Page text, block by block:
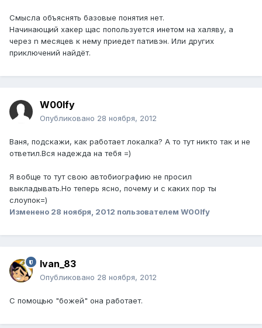
Смысла объяснять базовые понятия нет.
Начинающий хакер щас попользуется инетом на халяву, а
через n месяцев к нему приедет пативэн. Или других
приключений найдёт.
W00lfy
Опубликовано 28 ноября, 2012
Ваня, подскажи, как работает локалка? А то тут никто так и не
ответил.Вся надежда на тебя =)
Я вобще то тут свою автобиографию не просил
выкладывать.Но теперь ясно, почему и с каких пор ты
слоупок=)
Изменено 28 ноября, 2012 пользователем W00lfy
Ivan_83
Опубликовано 28 ноября, 2012
С помощью "божей" она работает.